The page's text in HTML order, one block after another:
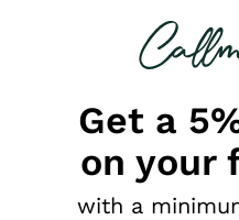
looking for
Get a
on your
with a